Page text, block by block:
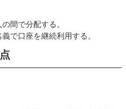
間で分配する。
で口座を継続利用する。